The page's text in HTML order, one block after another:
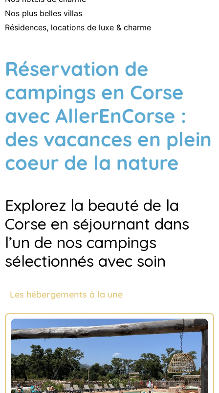
Nos plus belles villas
Résidences, locations de luxe & charme
Réservation de
campings en Corse
avec AllerEnCorse :
des vacances en plein
coeur de la nature
Explorez la beauté de la
Corse en séjournant dans
l’un de nos campings
sélectionnés avec soin
Les hébergements à la une